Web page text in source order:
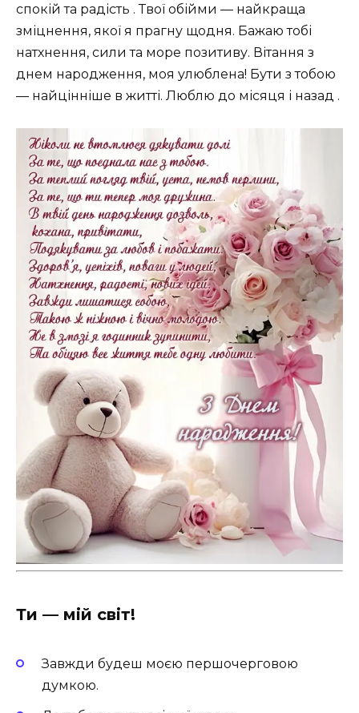
спокій та радість . Твої обійми — найкраща
зміцнення, якої я прагну щодня. Бажаю тобі
натхнення, сили та море позитиву. Вітання з
днем народження, моя улюблена! Бути з тобою
— найцінніше в житті. Люблю до місяця і назад .
Ти — мій світ!
Завжди будеш моєю першочерговою
думкою.